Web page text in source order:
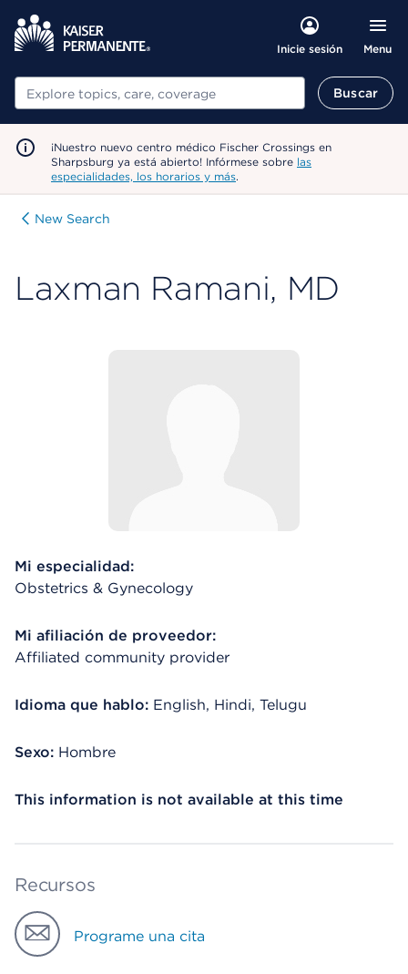
Inicie sesión Menu
Buscar Buscar
¡Nuestro nuevo centro médico Fischer Crossings en
Sharpsburg ya está abierto! Infórmese sobre las
especialidades, los horarios y más.
New Search
Laxman Ramani, MD
Mi especialidad:
Obstetrics & Gynecology
Mi afiliación de proveedor:
Affiliated community provider
Idioma que hablo: English, Hindi, Telugu
Sexo: Hombre
This information is not available at this time
Recursos
Programe una cita